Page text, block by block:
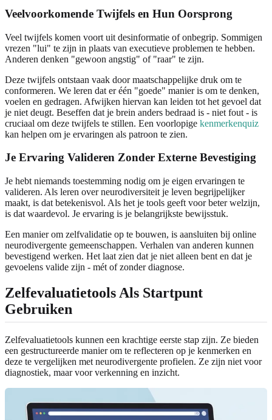
Veelvoorkomende Twijfels en Hun Oorsprong
Veel twijfels komen voort uit desinformatie of onbegrip. Sommigen
vrezen "lui" te zijn in plaats van executieve problemen te hebben.
Anderen denken "gewoon angstig" of "raar" te zijn.
Deze twijfels ontstaan vaak door maatschappelijke druk om te
conformeren. We leren dat er één "goede" manier is om te denken,
voelen en gedragen. Afwijken hiervan kan leiden tot het gevoel dat
je niet deugt. Beseffen dat je brein anders bedraad is - niet fout - is
cruciaal om deze twijfels te stillen. Een voorlopige kenmerkenquiz
kan helpen om je ervaringen als patroon te zien.
Je Ervaring Valideren Zonder Externe Bevestiging
Je hebt niemands toestemming nodig om je eigen ervaringen te
valideren. Als leren over neurodiversiteit je leven begrijpelijker
maakt, is dat betekenisvol. Als het je tools geeft voor beter welzijn,
is dat waardevol. Je ervaring is je belangrijkste bewijsstuk.
Een manier om zelfvalidatie op te bouwen, is aansluiten bij online
neurodivergente gemeenschappen. Verhalen van anderen kunnen
bevestigend werken. Het laat zien dat je niet alleen bent en dat je
gevoelens valide zijn - mét of zonder diagnose.
Zelfevaluatietools Als Startpunt
Gebruiken
Zelfevaluatietools kunnen een krachtige eerste stap zijn. Ze bieden
een gestructureerde manier om te reflecteren op je kenmerken en
deze te vergelijken met neurodivergente profielen. Ze zijn niet voor
diagnostiek, maar voor verkenning en inzicht.